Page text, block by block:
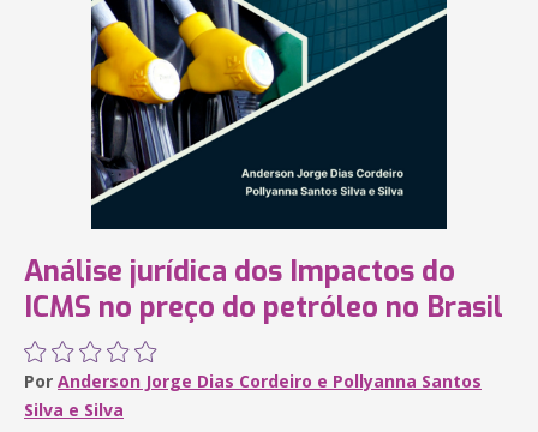
Análise jurídica dos Impactos do
ICMS no preço do petróleo no Brasil
Por Anderson Jorge Dias Cordeiro e Pollyanna Santos
Silva e Silva